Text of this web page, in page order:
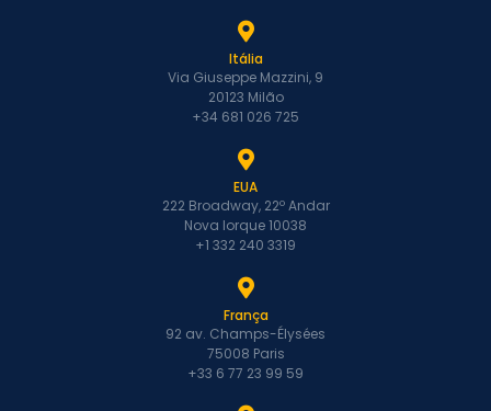
Itália
Via Giuseppe Mazzini, 9
20123 Milão
+34 681 026 725
EUA
222 Broadway, 22º Andar
Nova Iorque 10038
+1 332 240 3319
França
92 av. Champs-Élysées
75008 Paris
+33 6 77 23 99 59